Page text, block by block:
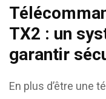
TX2 : un
garantir
En plus d’être une